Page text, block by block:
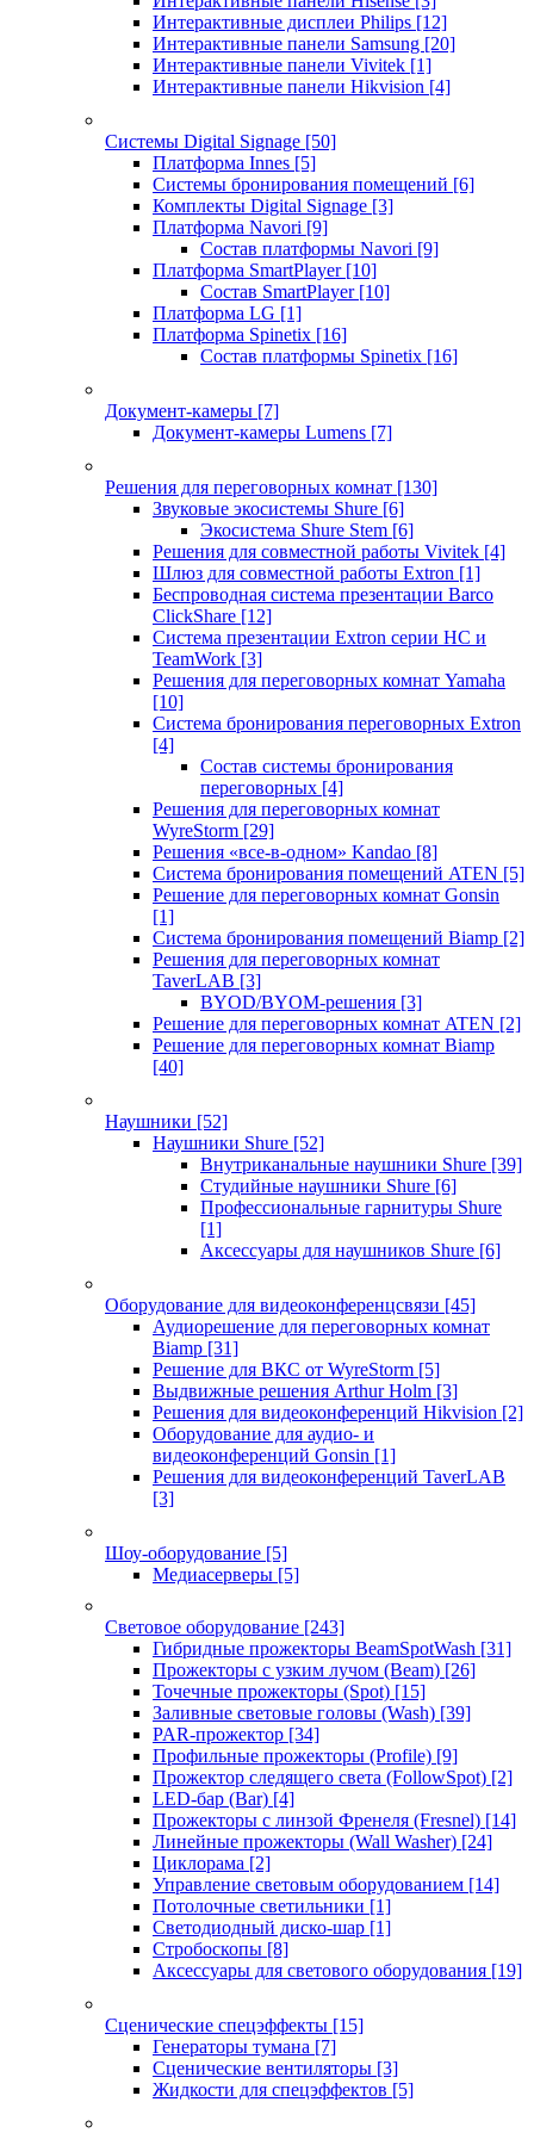
Интерактивные дисплеи Philips [12]
Интерактивные панели Samsung [20]
Интерактивные панели Vivitek [1]
Интерактивные панели Hikvision [4]
Системы Digital Signage [50]
Платформа Innes [5]
Системы бронирования помещений [6]
Комплекты Digital Signage [3]
Платформа Navori [9]
Состав платформы Navori [9]
Платформа SmartPlayer [10]
Состав SmartPlayer [10]
Платформа LG [1]
Платформа Spinetix [16]
Состав платформы Spinetix [16]
Документ-камеры [7]
Документ-камеры Lumens [7]
Решения для переговорных комнат [130]
Звуковые экосистемы Shure [6]
Экосистема Shure Stem [6]
Решения для совместной работы Vivitek [4]
Шлюз для совместной работы Extron [1]
Беспроводная система презентации Barco
ClickShare [12]
Система презентации Extron серии HC и
TeamWork [3]
Решения для переговорных комнат Yamaha
[10]
Система бронирования переговорных Extron
[4]
Состав системы бронирования
переговорных [4]
Решения для переговорных комнат
WyreStorm [29]
Решения «все-в-одном» Kandao [8]
Система бронирования помещений ATEN [5]
Решение для переговорных комнат Gonsin
[1]
Система бронирования помещений Biamp [2]
Решения для переговорных комнат
TaverLAB [3]
BYOD/BYOM-решения [3]
Решение для переговорных комнат ATEN [2]
Решение для переговорных комнат Biamp
[40]
Наушники [52]
Наушники Shure [52]
Внутриканальные наушники Shure [39]
Студийные наушники Shure [6]
Профессиональные гарнитуры Shure
[1]
Аксессуары для наушников Shure [6]
Оборудование для видеоконференцсвязи [45]
Аудиорешение для переговорных комнат
Biamp [31]
Решение для ВКС от WyreStorm [5]
Выдвижные решения Arthur Holm [3]
Решения для видеоконференций Hikvision [2]
Оборудование для аудио- и
видеоконференций Gonsin [1]
Решения для видеоконференций TaverLAB
[3]
Шоу-оборудование [5]
Медиасерверы [5]
Световое оборудование [243]
Гибридные прожекторы BeamSpotWash [31]
Прожекторы с узким лучом (Beam) [26]
Точечные прожекторы (Spot) [15]
Заливные световые головы (Wash) [39]
PAR-прожектор [34]
Профильные прожекторы (Profile) [9]
Прожектор следящего света (FollowSpot) [2]
LED-бар (Bar) [4]
Прожекторы с линзой Френеля (Fresnel) [14]
Линейные прожекторы (Wall Washer) [24]
Циклорама [2]
Управление световым оборудованием [14]
Потолочные светильники [1]
Светодиодный диско-шар [1]
Стробоскопы [8]
Аксессуары для светового оборудования [19]
Сценические спецэффекты [15]
Генераторы тумана [7]
Сценические вентиляторы [3]
Жидкости для спецэффектов [5]